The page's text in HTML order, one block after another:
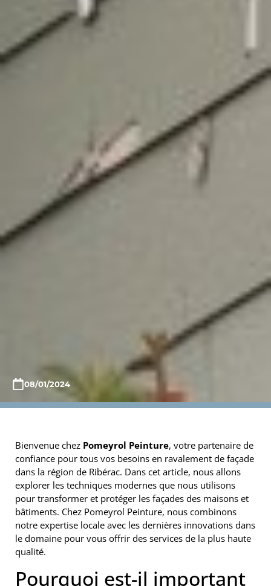
08/01/2024
Bienvenue chez Pomeyrol Peinture, votre partenaire de
confiance pour tous vos besoins en ravalement de façade
dans la région de Ribérac. Dans cet article, nous allons
explorer les techniques modernes que nous utilisons
pour transformer et protéger les façades des maisons et
bâtiments. Chez Pomeyrol Peinture, nous combinons
notre expertise locale avec les dernières innovations dans
le domaine pour vous offrir des services de la plus haute
qualité.
Pourquoi est-il important